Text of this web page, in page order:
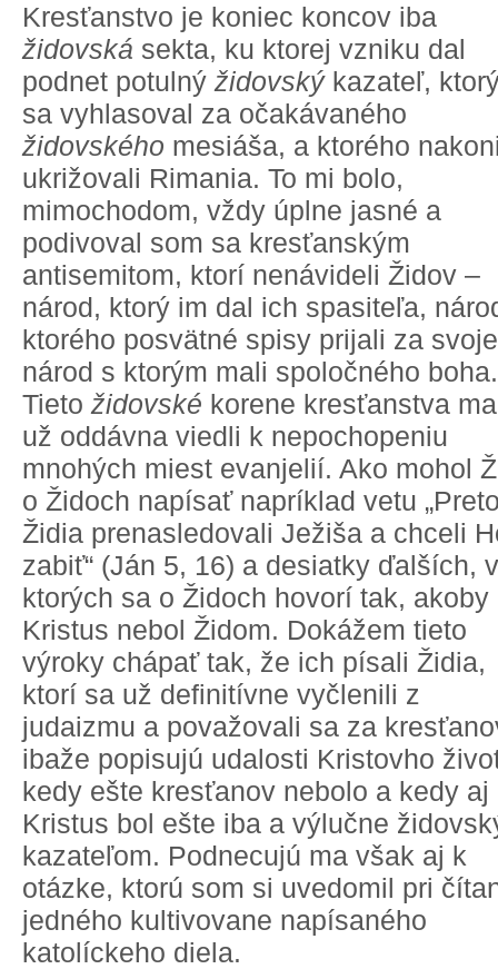
Kresťanstvo je koniec koncov iba
židovská sekta, ku ktorej vzniku dal
podnet potulný židovskýkazateľ,
sa vyhlasoval za očakávaného
židovského mesiáša, a ktorého
ukrižovali Rimania. To mi bolo,
mimochodom, vždy úplne jasné a
podivoval som sa kresťanským
antisemitom, ktorí nenávideli Židov –
národ, ktorý im dal ich spasiteľa,
ktorého posvätné spisy prijali za
národ s ktorým mali spoločného boha.
Tieto židovské korene kresťanstva ma
už oddávna viedli k nepochopeniu
mnohých miest evanjelií. Ako mohol
o Židoch napísať napríklad vetu
Židia prenasledovali Ježiša a chceli
zabiť“ (Ján 5, 16) a desiatky ďalších, v
ktorých sa o Židoch hovorí tak, akoby
Kristus nebol Židom. Dokážem tieto
výroky chápať tak, že ich písali Židia,
ktorí sa už definitívne vyčlenili z
judaizmu a považovali sa za
ibaže popisujú udalosti Kristovho
kedy ešte kresťanov nebolo a kedy aj
Kristus bol ešte iba a výlučne
kazateľom. Podnecujú ma však aj k
otázke, ktorú som si uvedomil pri
jedného kultivovane napísaného
katolíckeho diela.